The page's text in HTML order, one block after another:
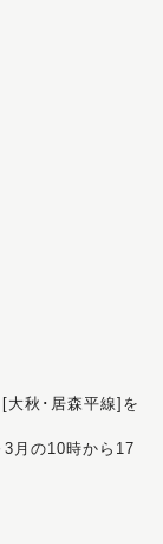
秋･居森平線]を
月の10時から17